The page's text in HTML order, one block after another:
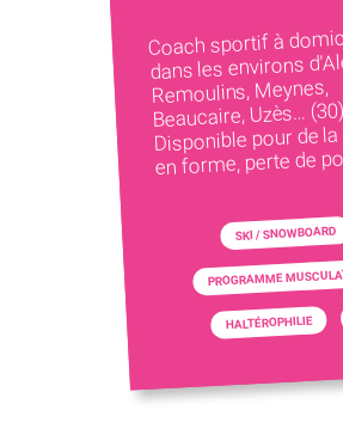
Coach sportif à
dans les environs
Remoulins, Meynes,
Beaucaire, Uzès…
Disponible pour de
en forme, perte de
SKI / SNOWBOARD
PROGRAMME
HALTÉROPHILIE